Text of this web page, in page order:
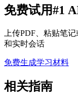
免费试用#1
上传PDF、粘贴笔
和实时会话
免费生成学习材料
相关指南